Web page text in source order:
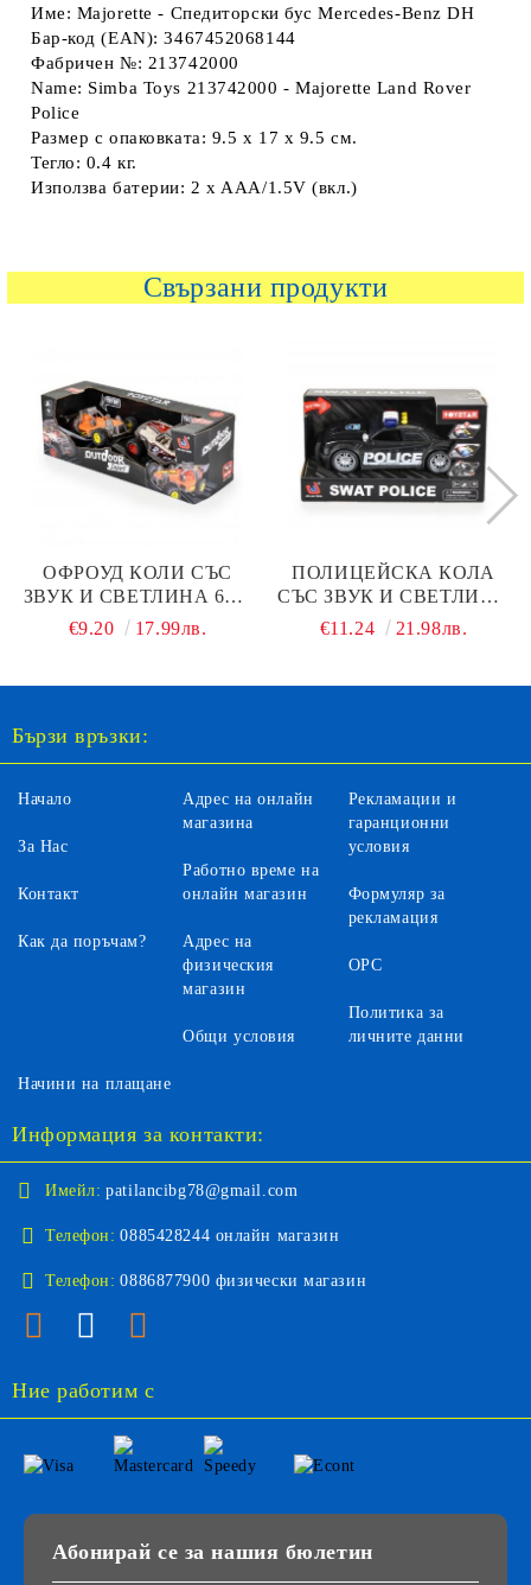
Име: Majorette - Спедиторски бус Mercedes-Benz DH
Бар-код (EAN): 3467452068144
Фабричен №: 213742000
Name: Simba Toys 213742000 - Majorette Land Rover
Police
Размер с опаковката: 9.5 х 17 х 9.5 см.
Тегло: 0.4 кг.
Използва батерии: 2 x AAA/1.5V (вкл.)
Свързани продукти
ОФРОУД КОЛИ СЪС
ЗВУК И СВЕТЛИНА 666-
18PB
€9.20 17.99лв.
ПОЛИЦЕЙСКА КОЛА
СЪС ЗВУК И СВЕТЛИНА
666-12Q
€11.24 21.98лв.
Бързи връзки:
Начало
За Нас
Контакт
Как да поръчам?
Адрес на онлайн
магазина
Работно време на
онлайн магазин
Адрес на
физическия
магазин
Общи условия
Рекламации и
гаранционни
условия
Формуляр за
рекламация
ОРС
Политика за
личните данни
Начини на плащане
Информация за контакти:
Имейл: patilancibg78@gmail.com
Телефон: 0885428244 онлайн магазин
Телефон: 0886877900 физически магазин
Ние работим с
Абонирай се за нашия бюлетин